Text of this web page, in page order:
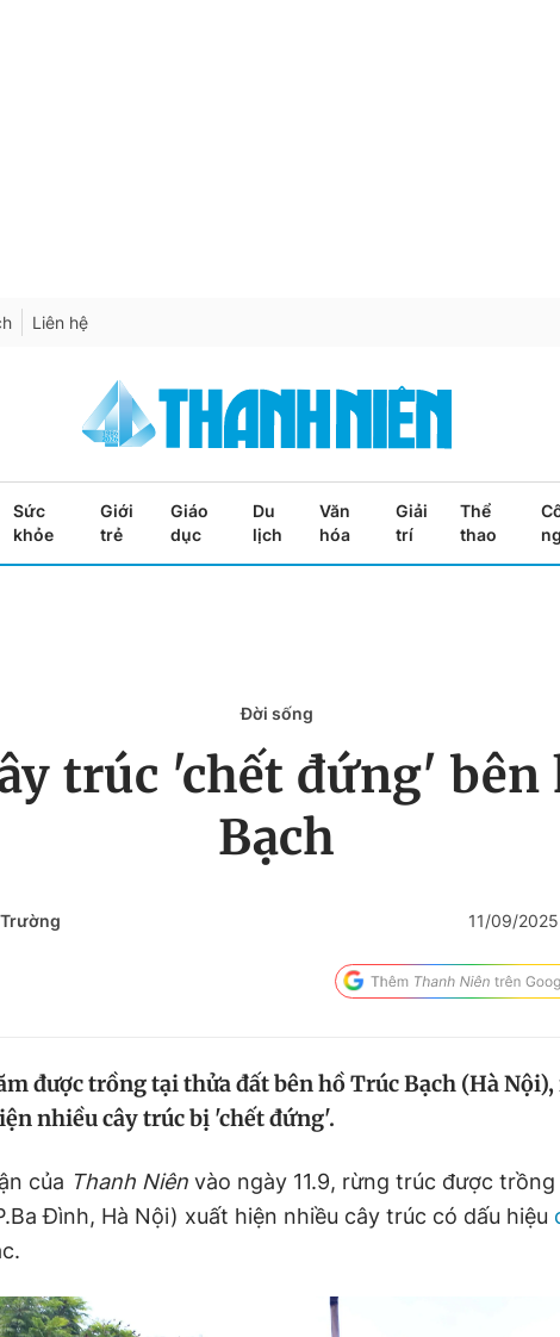
Liên hệ
Sức
khỏe
Giới
trẻ
Giáo
dục
Du
lịch
Văn
hóa
Giải
trí
Thể
thao
Đời sống
trúc 'chết đứng' bên
Bạch
11/09/
được trồng tại thửa đất bên hồ Trúc Bạch (Hà
nhiều cây trúc bị 'chết đứng'.
của Thanh Niên vào ngày 11.9, rừng trúc được trồng
Đình, Hà Nội) xuất hiện nhiều cây trúc có dấu hiệu